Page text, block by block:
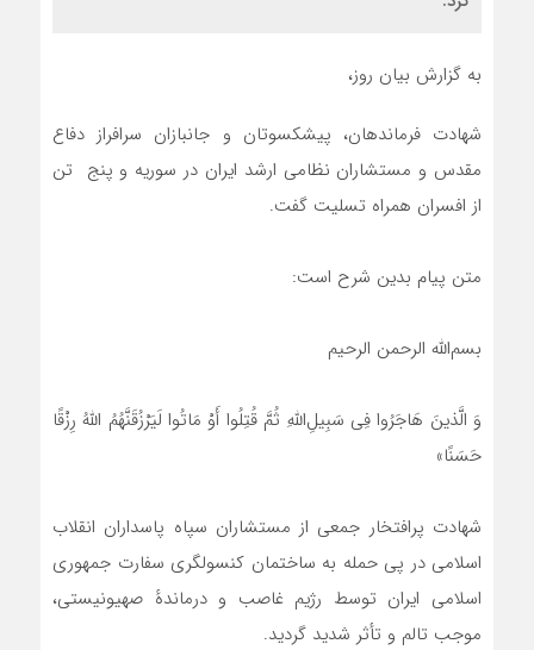
به گزارش بیان روز،
شهادت فرماندهان، پیشکسوتان و جانبازان سرافراز دفاع
مقدس و مستشاران نظامی ارشد ایران در سوریه و پنج تن
از افسران همراه تسلیت گفت.
متن پیام بدین شرح است:
بسم‌الله الرحمن الرحیم
وَ الَّذینَ هَاجَرُوا فِی سَبِیلِ‌اللهِ ثُمَّ قُتِلُوا أَوْ مَاتُوا لَیَرْزُقَنَّهُمُ اللهُ رِزْقًا
حَسَنًا»
شهادت پرافتخار جمعی از مستشاران سپاه پاسداران انقلاب
اسلامی در پی حمله به ساختمان کنسولگری سفارت جمهوری
اسلامی ایران توسط رژیم غاصب و درماندهٔ صهیونیستی،
موجب تالم و تأثر شدید گردید.